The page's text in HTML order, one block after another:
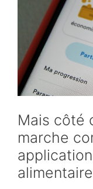
Mais côté
marche